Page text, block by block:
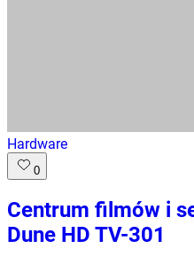
Hardware
0
Centrum filmów i
Dune HD TV-301